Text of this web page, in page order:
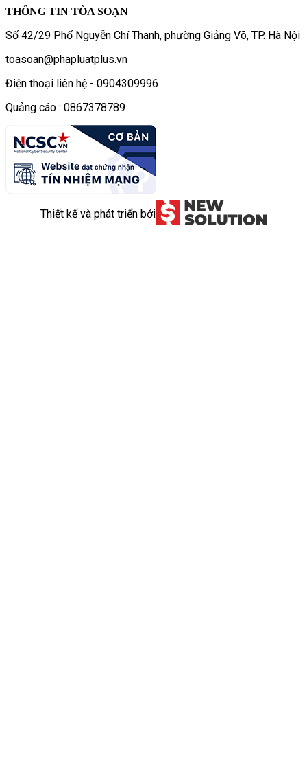
THÔNG TIN TÒA SOẠN
Số 42/29 Phố Nguyễn Chí Thanh, phường Giảng Võ, TP. Hà Nội
toasoan@phapluatplus.vn
Điện thoại liên hệ - 0904309996
Quảng cáo : 0867378789
Thiết kế và phát triển bởi